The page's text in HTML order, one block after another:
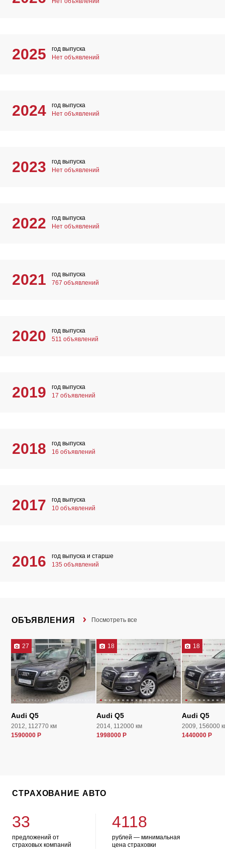
2025
год выпуска
Нет объявлений
2024
год выпуска
Нет объявлений
2023
год выпуска
Нет объявлений
2022
год выпуска
Нет объявлений
2021
год выпуска
767 объявлений
2020
год выпуска
511 объявлений
2019
год выпуска
17 объявлений
2018
год выпуска
16 объявлений
2017
год выпуска
10 объявлений
2016
год выпуска и старше
135 объявлений
ОБЪЯВЛЕНИЯ Посмотреть все
27
Audi Q5
2012, 112770 км
1590000 Р
18
Audi Q5
2014, 112000 км
1998000 Р
18
Audi Q5
2009, 156000
1440000 Р
СТРАХОВАНИЕ АВТО
33
предложений от
страховых компаний
4118
рублей — минимальная
цена страховки